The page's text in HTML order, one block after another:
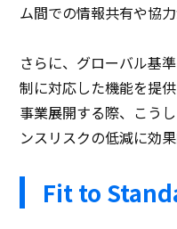
ム間での情報共有や協
さらに、グローバル基
制に対応した機能を提
事業展開する際、こう
ンスリスクの低減に効果
Fit to